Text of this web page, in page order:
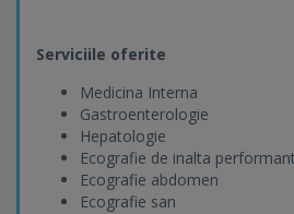
Serviciile oferite
Medicina Interna
Gastroenterologie
Hepatologie
Ecografie de inalta
Ecografie abdomen
Ecografie san